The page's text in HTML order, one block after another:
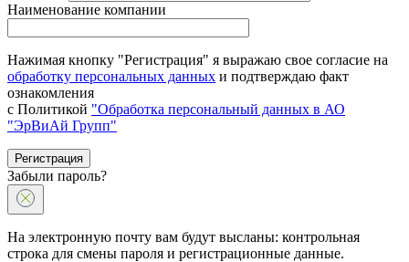
Наименование компании
Нажимая кнопку "Регистрация" я выражаю свое согласие на
обработку персональных данных и подтверждаю факт
ознакомления
с Политикой "Обработка персональный данных в АО
"ЭрВиАй Групп"
Регистрация
Забыли пароль?
На электронную почту вам будут высланы: контрольная
строка для смены пароля и регистрационные данные.